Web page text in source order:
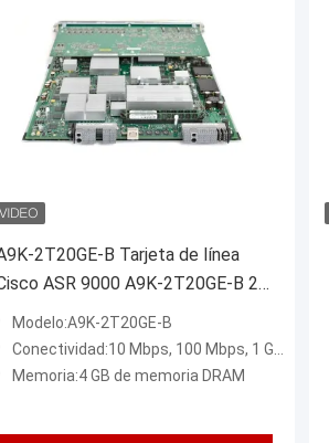
2T20GE-B Tarjeta de línea
ASR 9000 A9K-2T20GE-B 2-
puerto 10GE 20-puerto GE Tarjeta
línea Requiere XFP y SFP
Modelo:A9K-2T20GE-B
Conectividad:10 Mbps, 100 Mbps, 1 Gbps y 10 Gbps 802.3 Ethernet
Memoria:4 GB de memoria DRAM